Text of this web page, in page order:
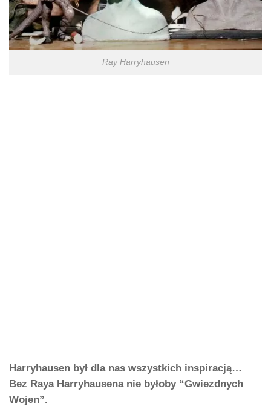
Ray Harryhausen
Harryhausen był dla nas wszystkich inspiracją…
Bez Raya Harryhausena nie byłoby “Gwiezdnych
Wojen”.